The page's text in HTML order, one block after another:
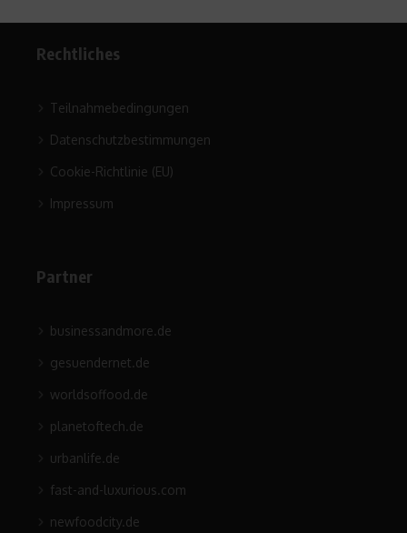
Rechtliches
Teilnahmebedingungen
Datenschutzbestimmungen
Cookie-Richtlinie (EU)
Impressum
Partner
businessandmore.de
gesuendernet.de
worldsoffood.de
planetoftech.de
urbanlife.de
fast-and-luxurious.com
newfoodcity.de